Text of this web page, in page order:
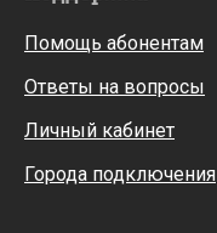
Помощь абонентам
Ответы на вопросы
Личный кабинет
Города подключения